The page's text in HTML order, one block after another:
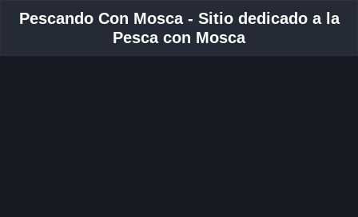
Pescando Con Mosca - Sitio dedicado a la
Pesca con Mosca